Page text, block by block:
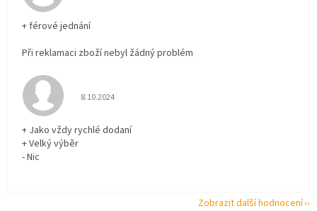
+ férové jednání
Při reklamaci zboží nebyl žádný problém
Hodnocení obchodu je 5 z 5 hvězdiček.
8.10.2024
+ Jako vždy rychlé dodaní
+ Velký výběr
- Nic
Zobrazit další hodnocení